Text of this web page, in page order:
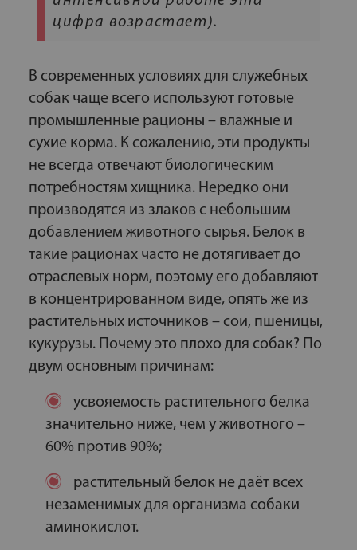
цифра возрастает).
В современных условиях для служебных
собак чаще всего используют готовые
промышленные рационы – влажные и
сухие корма. К сожалению, эти продукты
не всегда отвечают биологическим
потребностям хищника. Нередко они
производятся из злаков с небольшим
добавлением животного сырья. Белок в
такие рационах часто не дотягивает до
отраслевых норм, поэтому его добавляют
в концентрированном виде, опять же из
растительных источников – сои, пшеницы,
кукурузы. Почему это плохо для собак? По
двум основным причинам:
усвояемость растительного белка
значительно ниже, чем у животного –
60% против 90%;
растительный белок не даёт всех
незаменимых для организма собаки
аминокислот.